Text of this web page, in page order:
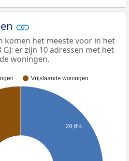
komen het meeste voor in het
er zijn 10 adressen met het
woningen.
Vrijstaande woningen
28,6%